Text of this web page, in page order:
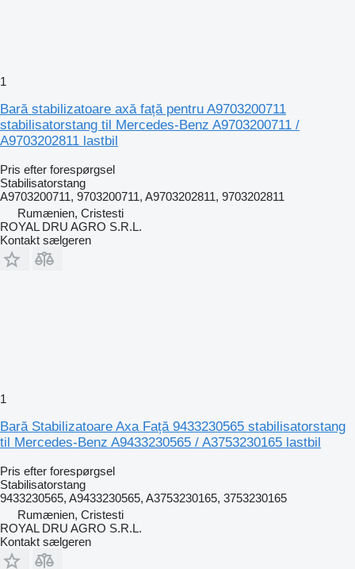
1
Bară stabilizatoare axă față pentru A9703200711
stabilisatorstang til Mercedes-Benz A9703200711 /
A9703202811 lastbil
Pris efter forespørgsel
Stabilisatorstang
A9703200711, 9703200711, A9703202811, 9703202811
Rumænien, Cristesti
ROYAL DRU AGRO S.R.L.
Kontakt sælgeren
1
Bară Stabilizatoare Axa Față 9433230565 stabilisatorstang
til Mercedes-Benz A9433230565 / A3753230165 lastbil
Pris efter forespørgsel
Stabilisatorstang
9433230565, A9433230565, A3753230165, 3753230165
Rumænien, Cristesti
ROYAL DRU AGRO S.R.L.
Kontakt sælgeren